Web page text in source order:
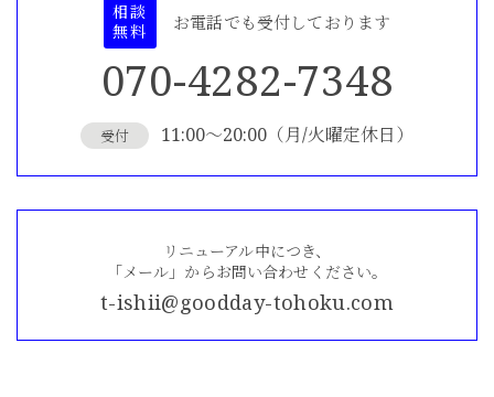
お電話でも受付しております
相談
無料
070-4282-7348
受付 11:00〜20:00（月/火曜定休日）
リニューアル中につき、
「メール」からお問い合わせください。
t-ishii@goodday-tohoku.com